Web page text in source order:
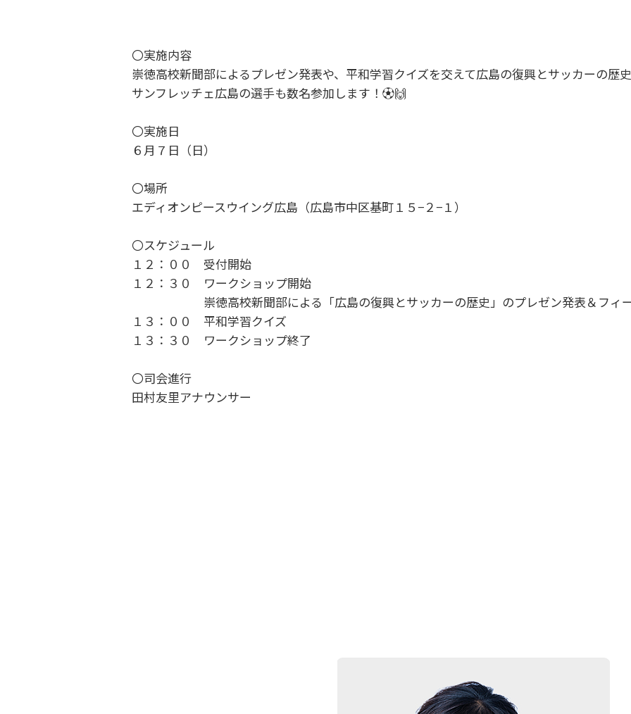
〇実施内容
崇徳高校新聞部によるプレゼン発表や、平和学習クイズを交えて広島の復興とサッカーの歴
サンフレッチェ広島の選手も数名参加します！⚽🙌
〇実施日
６月７日（日）
〇場所
エディオンピースウイング広島（広島市中区基町１５−２−１）
〇スケジュール
１２：００ 受付開始
１２：３０ ワークショップ開始
崇徳高校新聞部による「広島の復興とサッカーの歴史」のプレゼン発表＆フィ
１３：００ 平和学習クイズ
１３：３０ ワークショップ終了
〇司会進行
田村友里アナウンサー